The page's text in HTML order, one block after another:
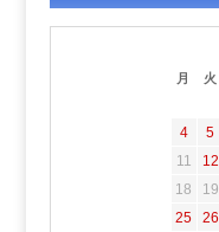
月 火
4
5
11
12
18
19
25
26